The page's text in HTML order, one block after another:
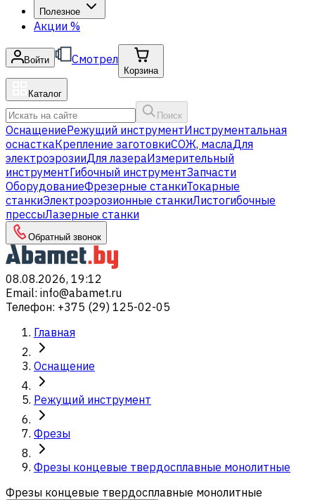
Полезное
Акции %
Войти Смотрел
Корзина
Каталог
Поиск
ОснащениеРежущий инструментИнструментальная
оснасткаКрепление заготовкиСОЖ, маслаДля
электроэрозииДля лазераИзмерительный
инструментГибочный инструментЗапчасти
ОборудованиеФрезерные станкиТокарные
станкиЭлектроэрозионные станкиЛистогибочные
прессыЛазерные станки
Обратный звонок
08.08.2026, 19:12
Email: info@abamet.ru
Телефон: +375 (29) 125-02-05
Главная
Оснащение
Режущий инструмент
Фрезы
Фрезы концевые твердосплавные монолитные
Фрезы концевые твердосплавные монолитные